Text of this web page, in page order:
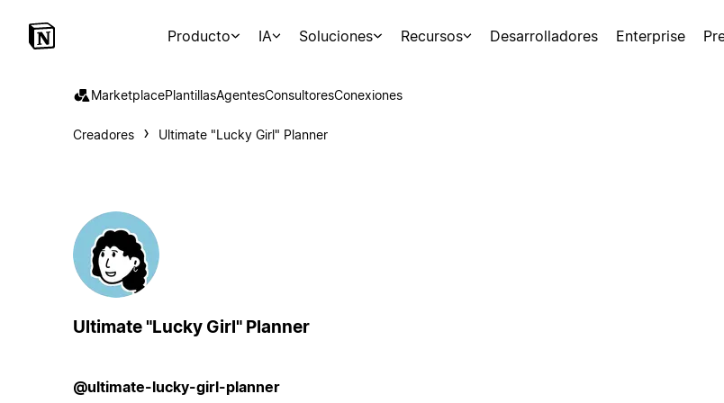
Producto IA Soluciones Recursos Desarrolladores Enterprise
MarketplacePlantillasAgentesConsultoresConexiones
Creadores Ultimate "Lucky Girl" Planner
Ultimate "Lucky Girl" Planner
@ultimate-lucky-girl-planner